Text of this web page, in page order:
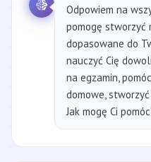
Odpowiem na
pomogę stworzyć
dopasowane do
nauczyć Cię
na egzamin,
domowe,
Jak mogę Ci